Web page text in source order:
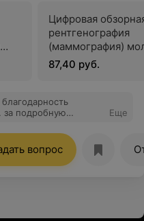
Цифровая
рентгенография
(маммография)
желез в двух
железы)
87,40 руб.
за подробную
Еще
вопрос